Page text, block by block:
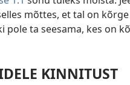
mõttes, et tal on kõrge
pole ta seesama, kes on
KINNITUST